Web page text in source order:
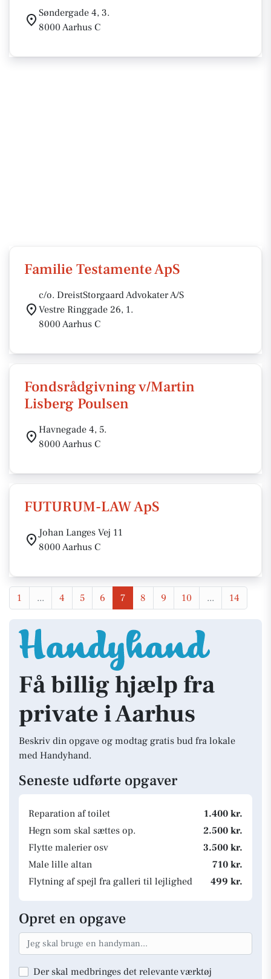
Søndergade 4, 3.
8000 Aarhus C
Familie Testamente ApS
c/o. DreistStorgaard Advokater A/S
Vestre Ringgade 26, 1.
8000 Aarhus C
Fondsrådgivning v/Martin
Lisberg Poulsen
Havnegade 4, 5.
8000 Aarhus C
FUTURUM-LAW ApS
Johan Langes Vej 11
8000 Aarhus C
1 ... 4 5 6 7 8 9 10 ... 14
Få billig hjælp fra
private i Aarhus
Beskriv din opgave og modtag gratis bud fra lokale
med Handyhand.
Seneste udførte opgaver
Reparation af toilet
1.400 kr.
Hegn som skal sættes op.
2.500 kr.
Flytte malerier osv
3.500 kr.
Male lille altan
710 kr.
Flytning af spejl fra galleri til lejlighed
499 kr.
Opret en opgave
Der skal medbringes det relevante værktøj